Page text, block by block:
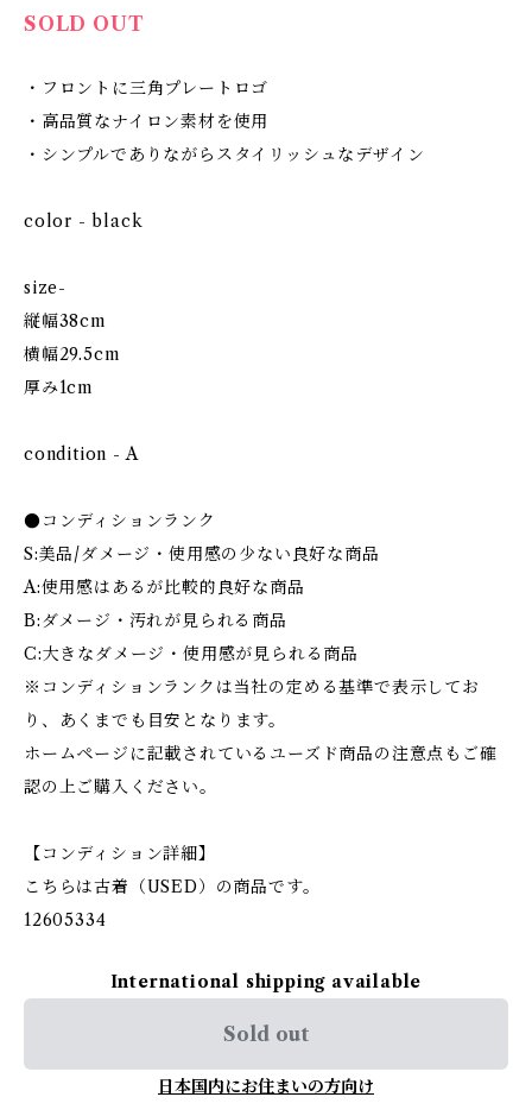
SOLD OUT
・フロントに三角プレートロゴ
・高品質なナイロン素材を使用
・シンプルでありながらスタイリッシュなデザイン
color - black
size-
縦幅38cm
横幅29.5cm
厚み1cm
condition - A
●コンディションランク
S:美品/ダメージ・使用感の少ない良好な商品
A:使用感はあるが比較的良好な商品
B:ダメージ・汚れが見られる商品
C:大きなダメージ・使用感が見られる商品
※コンディションランクは当社の定める基準で表示してお
り、あくまでも目安となります。
ホームページに記載されているユーズド商品の注意点もご確
認の上ご購入ください。
【コンディション詳細】
こちらは古着（USED）の商品です。
12605334
International shipping available
Sold out
日本国内にお住まいの方向け